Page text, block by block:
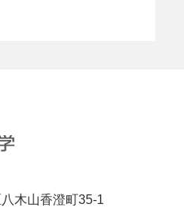
木山香澄町35-1